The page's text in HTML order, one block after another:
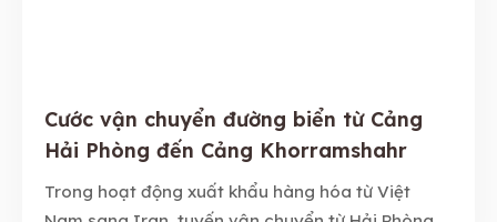
Cước vận chuyển đường biển từ Cảng
Hải Phòng đến Cảng Khorramshahr
Trong hoạt động xuất khẩu hàng hóa từ Việt